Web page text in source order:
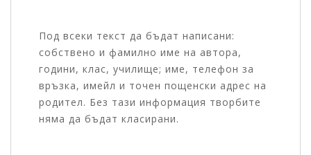
Под всеки текст да бъдат написани:
собствено и фамилно име на автора,
години, клас, училище; име, телефон за
връзка, имейл и точен пощенски адрес на
родител. Без тази информация творбите
няма да бъдат класирани.